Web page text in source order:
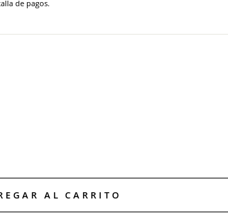
de pagos.
AL CARRITO